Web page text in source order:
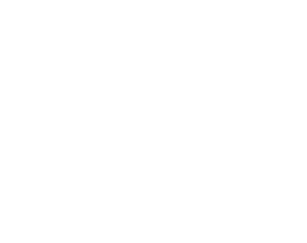
v hlavnej bufetovej reštaurácii